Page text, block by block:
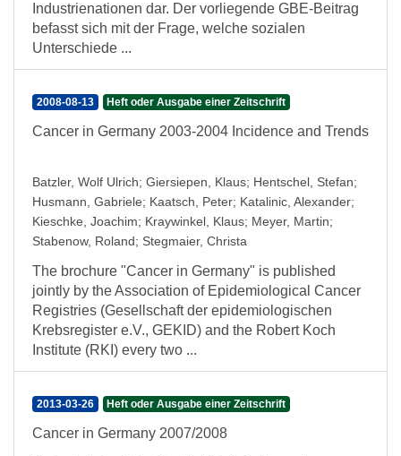
Industrienationen dar. Der vorliegende GBE-Beitrag
befasst sich mit der Frage, welche sozialen
Unterschiede ...
2008-08-13 Heft oder Ausgabe einer Zeitschrift
Cancer in Germany 2003-2004 Incidence and Trends
Batzler, Wolf Ulrich; Giersiepen, Klaus; Hentschel, Stefan;
Husmann, Gabriele; Kaatsch, Peter; Katalinic, Alexander;
Kieschke, Joachim; Kraywinkel, Klaus; Meyer, Martin;
Stabenow, Roland; Stegmaier, Christa
The brochure "Cancer in Germany" is published
jointly by the Association of Epidemiological Cancer
Registries (Gesellschaft der epidemiologischen
Krebsregister e.V., GEKID) and the Robert Koch
Institute (RKI) every two ...
2013-03-26 Heft oder Ausgabe einer Zeitschrift
Cancer in Germany 2007/2008